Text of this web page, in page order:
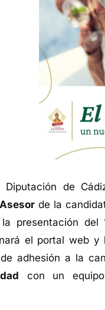
Diputación de
de la
presentación
el portal web
adhesión a la
con un